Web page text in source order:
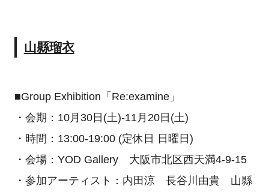
山縣瑠衣
■Group Exhibition「Re:examine」
・会期：10月30日(土)-11月20日(土)
・時間：13:00-19:00 (定休日 日曜日)
・会場：YOD Gallery 大阪市北区西天満4-9-15
・参加アーティスト：内田涼 長谷川由貴 山縣